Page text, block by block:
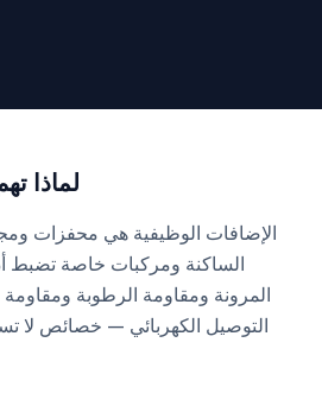
لماذا
الإضافات الوظيفية هي محفزات
الساكنة ومركبات خاصة تضبط
المرونة ومقاومة الرطوبة ومقاومة
التوصيل الكهربائي — خصائص لا